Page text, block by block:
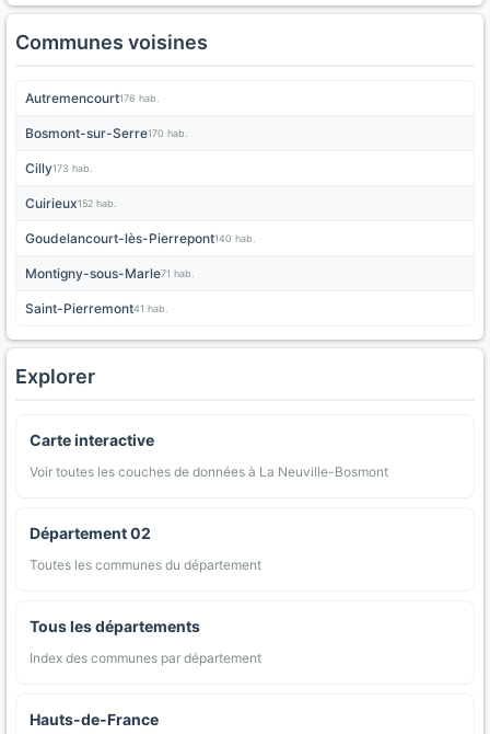
Communes voisines
Autremencourt176 hab.
Bosmont-sur-Serre170 hab.
Cilly173 hab.
Cuirieux152 hab.
Goudelancourt-lès-Pierrepont140 hab.
Montigny-sous-Marle71 hab.
Saint-Pierremont41 hab.
Explorer
Carte interactive
Voir toutes les couches de données à La Neuville-Bosmont
Département 02
Toutes les communes du département
Tous les départements
Index des communes par département
Hauts-de-France